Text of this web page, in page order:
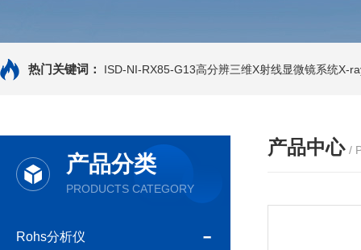
热门关键词： ISD-NI-RX85-G13高分辨三维X射线显微镜系统X-
产品分类
PRODUCTS CATEGORY
Rohs分析仪
产品中心 /